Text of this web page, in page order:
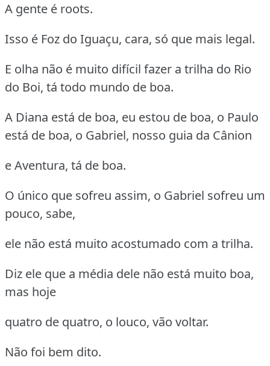
A gente é roots.
Isso é Foz do Iguaçu, cara, só que mais legal.
E olha não é muito difícil fazer a trilha do Rio
do Boi, tá todo mundo de boa.
A Diana está de boa, eu estou de boa, o Paulo
está de boa, o Gabriel, nosso guia da Cânion
e Aventura, tá de boa.
O único que sofreu assim, o Gabriel sofreu um
pouco, sabe,
ele não está muito acostumado com a trilha.
Diz ele que a média dele não está muito boa,
mas hoje
quatro de quatro, o louco, vão voltar.
Não foi bem dito.